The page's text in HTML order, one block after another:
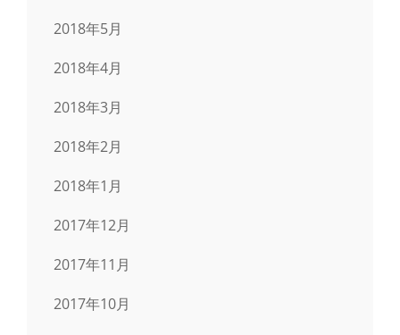
2018年5月
2018年4月
2018年3月
2018年2月
2018年1月
2017年12月
2017年11月
2017年10月